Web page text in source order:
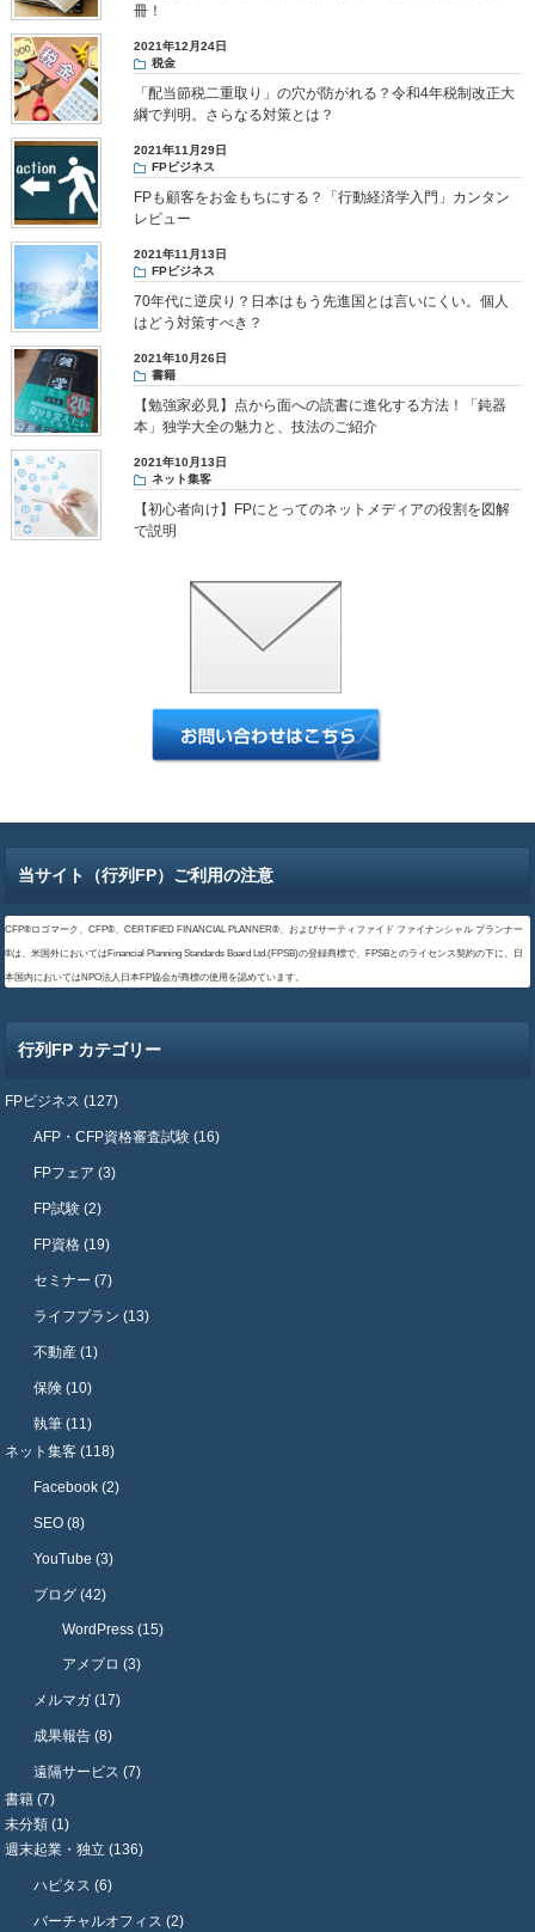
冊！
2021年12月24日
税金
「配当節税二重取り」の穴が防がれる？令和4年税制改正大
綱で判明。さらなる対策とは？
2021年11月29日
FPビジネス
FPも顧客をお金もちにする？「行動経済学入門」カンタン
レビュー
2021年11月13日
FPビジネス
70年代に逆戻り？日本はもう先進国とは言いにくい。個人
はどう対策すべき？
2021年10月26日
書籍
【勉強家必見】点から面への読書に進化する方法！「鈍器
本」独学大全の魅力と、技法のご紹介
2021年10月13日
ネット集客
【初心者向け】FPにとってのネットメディアの役割を図解
で説明
当サイト（行列FP）ご利用の注意
CFP®ロゴマーク、CFP®、CERTIFIED FINANCIAL PLANNER®、およびサーティファイド ファイナンシャル プランナー
®は、米国外においてはFinancial Planning Standards Board Ltd.(FPSB)の登録商標で、FPSBとのライセンス契約の下に、日
本国内においてはNPO法人日本FP協会が商標の使用を認めています。
行列FP カテゴリー
FPビジネス (127)
AFP・CFP資格審査試験 (16)
FPフェア (3)
FP試験 (2)
FP資格 (19)
セミナー (7)
ライフプラン (13)
不動産 (1)
保険 (10)
執筆 (11)
ネット集客 (118)
Facebook (2)
SEO (8)
YouTube (3)
ブログ (42)
WordPress (15)
アメブロ (3)
メルマガ (17)
成果報告 (8)
遠隔サービス (7)
書籍 (7)
未分類 (1)
週末起業・独立 (136)
ハピタス (6)
バーチャルオフィス (2)